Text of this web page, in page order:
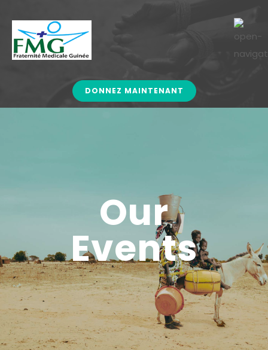
DONNEZ MAINTENANT
Our
Events